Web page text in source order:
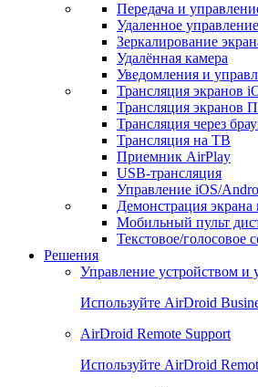
Передача и
Удаленное
Зеркалирование
Удалённая камера
Уведомления и
Трансляция экранов
Трансляция экранов
Трансляция через
Трансляция на ТВ
Приемник AirPlay
USB-трансляция
Управление iOS/
Демонстрация
Мобильный пульт
Текстовое/голосовое
Решения
Управление устройством и
Используйте AirDroid
AirDroid Remote Support
Используйте AirDroid